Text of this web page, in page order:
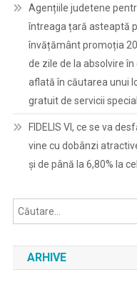
Agențiile judetene
întreaga țară asteaptă
învățământ promoția
de zile de la absolvire
aflată în căutarea unui
gratuit de servicii
FIDELIS VI, ce se va
vine cu dobânzi
și de până la 6,80% la
ARHIVE